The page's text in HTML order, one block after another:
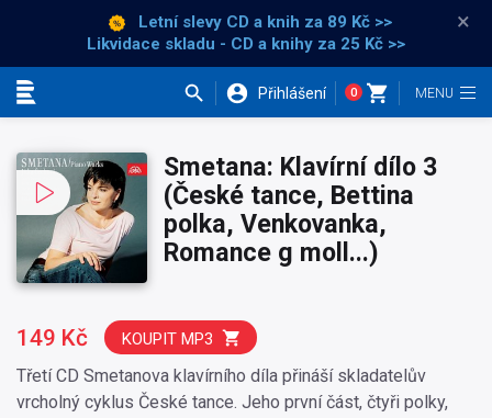
Letní slevy CD a knih za 89 Kč >>
Likvidace skladu - CD a knihy za 25 Kč >>
×
Přihlášení 0
Smetana: Klavírní dílo 3
(České tance, Bettina
polka, Venkovanka,
Romance g moll...)
Třetí CD Smetanova klavírního díla přináší skladatelův
vrcholný cyklus České tance. Jeho první část, čtyři polky,
149 Kč KOUPIT MP3